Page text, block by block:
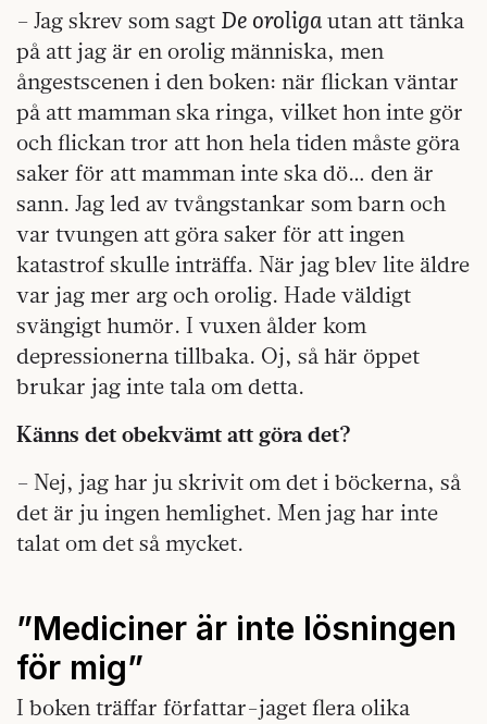
– Jag skrev som sagt De oroliga utan att tänka
på att jag är en orolig människa, men
ångestscenen i den boken: när flickan väntar
på att mamman ska ringa, vilket hon inte gör
och flickan tror att hon hela tiden måste göra
saker för att mamman inte ska dö… den är
sann. Jag led av tvångstankar som barn och
var tvungen att göra saker för att ingen
katastrof skulle inträffa. När jag blev lite äldre
var jag mer arg och orolig. Hade väldigt
svängigt humör. I vuxen ålder kom
depressionerna tillbaka. Oj, så här öppet
brukar jag inte tala om detta.
Känns det obekvämt att göra det?
– Nej, jag har ju skrivit om det i böckerna, så
det är ju ingen hemlighet. Men jag har inte
talat om det så mycket.
”Mediciner är inte lösningen
för mig”
I boken träffar författar-jaget flera olika